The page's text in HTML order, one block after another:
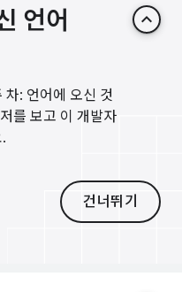
언어 keyboard_arrow_up
: 언어에 오신 것
를 보고 이 개발자
건너뛰기